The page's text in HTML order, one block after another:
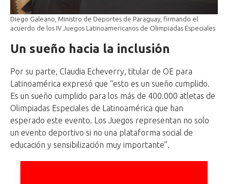
Diego Galeano, Ministro de Deportes de Paraguay, firmando el
acuerdo de los IV Juegos Latinoamericanos de Olimpiadas Especiales
Un sueño hacia la inclusión
Por su parte, Claudia Echeverry, titular de OE para
Latinoamérica expresó que “esto es un sueño cumplido.
Es un sueño cumplido para los más de 400.000 atletas de
Olimpiadas Especiales de Latinoamérica que han
esperado este evento. Los Juegos representan no solo
un evento deportivo si no una plataforma social de
educación y sensibilización muy importante”.